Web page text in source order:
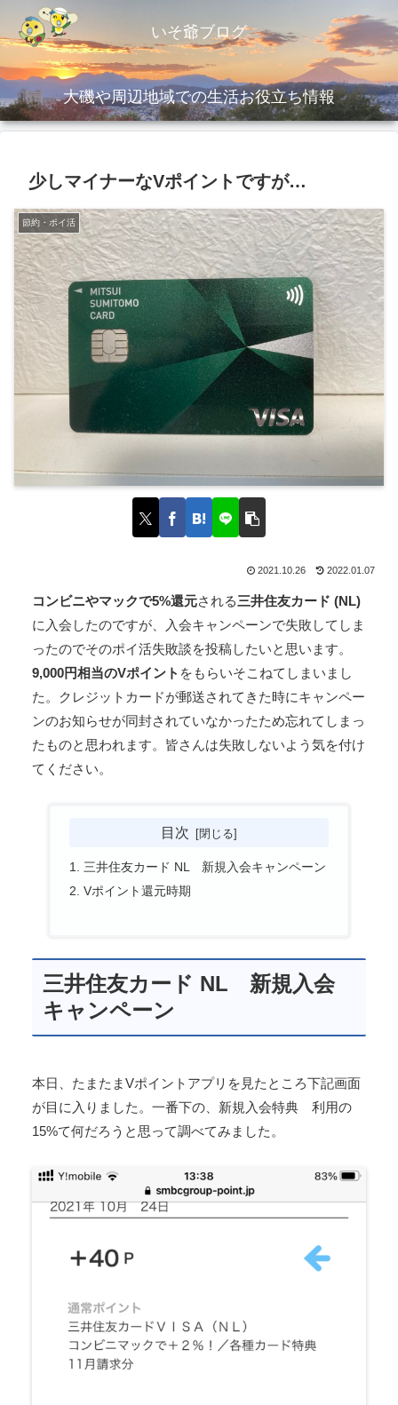
いそ爺ブログ
大磯や周辺地域での生活お役立ち情報
少しマイナーなVポイントですが…
節約・ポイ活
2021.10.26 2022.01.07
コンビニやマックで5%還元される三井住友カード (NL)
に入会したのですが、入会キャンペーンで失敗してしま
ったのでそのポイ活失敗談を投稿したいと思います。
9,000円相当のVポイント をもらいそこねてしまいまし
た。クレジットカードが郵送されてきた時にキャンペー
ンのお知らせが同封されていなかったため忘れてしまっ
たものと思われます。皆さんは失敗しないよう気を付け
てください。
目次
三井住友カード NL 新規入会キャンペーン
Vポイント還元時期
三井住友カード NL 新規入会
キャンペーン
本日、たまたまVポイントアプリを見たところ下記画面
が目に入りました。一番下の、新規入会特典 利用の
15%て何だろうと思って調べてみました。